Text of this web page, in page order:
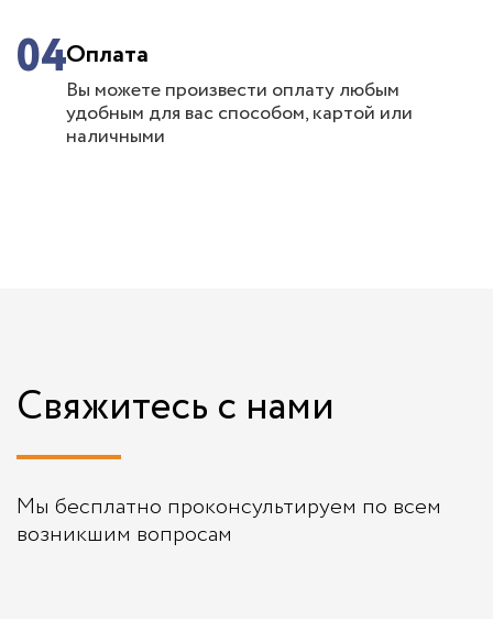
04Оплата
Вы можете произвести оплату любым
удобным для вас способом, картой или
наличными
Свяжитесь с нами
Мы бесплатно проконсультируем по всем
возникшим вопросам